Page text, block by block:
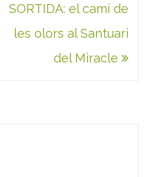
SORTIDA: el camí de
les olors al Santuari
del Miracle